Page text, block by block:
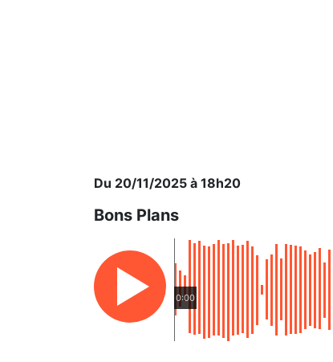
Du 20/11/2025 à 18h20
Bons Plans
0:00